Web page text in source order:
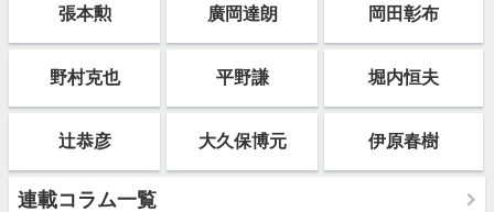
張本勲 廣岡達朗 岡田彰布
野村克也 平野謙 堀内恒夫
辻恭彦 大久保博元 伊原春樹
連載コラム一覧